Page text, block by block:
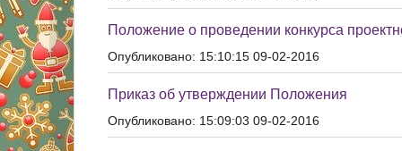
Положение о проведении конкурса
Опубликовано: 15:10:15 09-02-2016
Приказ об утверждении Положения
Опубликовано: 15:09:03 09-02-2016